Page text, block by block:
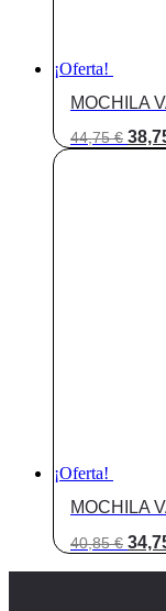
¡Oferta!
MOCHILA
44,75€ El
¡Oferta!
MOCHILA
40,85€ El